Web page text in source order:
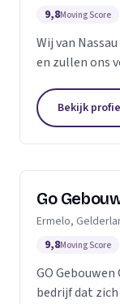
9,8Moving Score
Wij van
en zullen ons
Bekijk
Go
Ermelo,
9,8Moving Score
GO
bedrijf dat